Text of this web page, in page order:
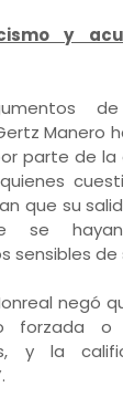
y
de
Manero
parte de la
que su
se hayan
sensibles de
negó
forzada o
y la